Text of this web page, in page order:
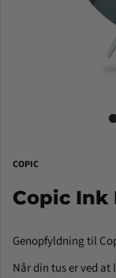
COPIC
Copic Ink
Genopfyldning til
Når din tus er ved